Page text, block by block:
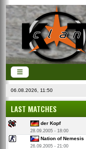
06.08.2026, 11:50
LAST MATCHES
der Kopf
28.09.2005 - 18:00
Nation of Nemesis
26.09.2005 - 21:00